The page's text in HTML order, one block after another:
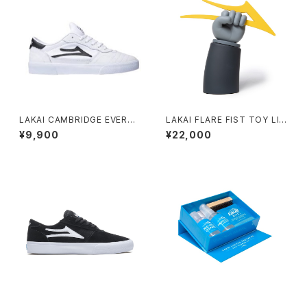
LAKAI CAMBRIDGE EVERGR
EEN WHITE LEATHER
¥9,900
LAKAI FLARE FIST TOY LIG
HT GREY/CHARCOAL
¥22,000